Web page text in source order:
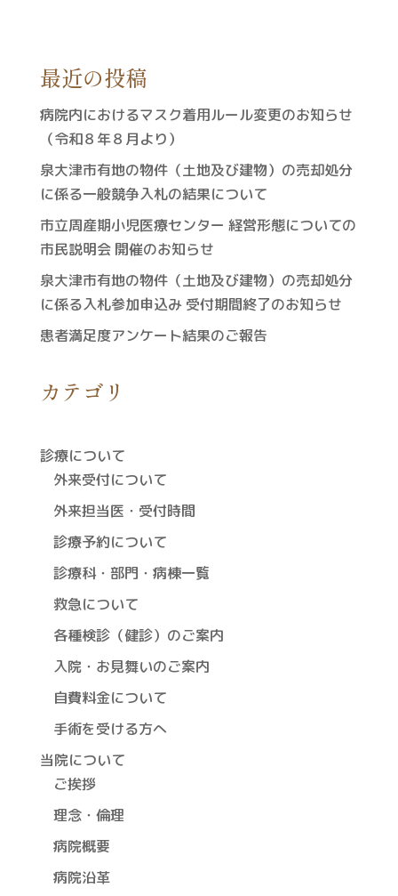
最近の投稿
病院内におけるマスク着用ルール変更のお知らせ
（令和８年８月より）
泉大津市有地の物件（土地及び建物）の売却処分
に係る一般競争入札の結果について
市立周産期小児医療センター 経営形態についての
市民説明会 開催のお知らせ
泉大津市有地の物件（土地及び建物）の売却処分
に係る入札参加申込み 受付期間終了のお知らせ
患者満足度アンケート結果のご報告
カテゴリ
診療について
外来受付について
外来担当医・受付時間
診療予約について
診療科・部門・病棟一覧
救急について
各種検診（健診）のご案内
入院・お見舞いのご案内
自費料金について
手術を受ける方へ
当院について
ご挨拶
理念・倫理
病院概要
病院沿革